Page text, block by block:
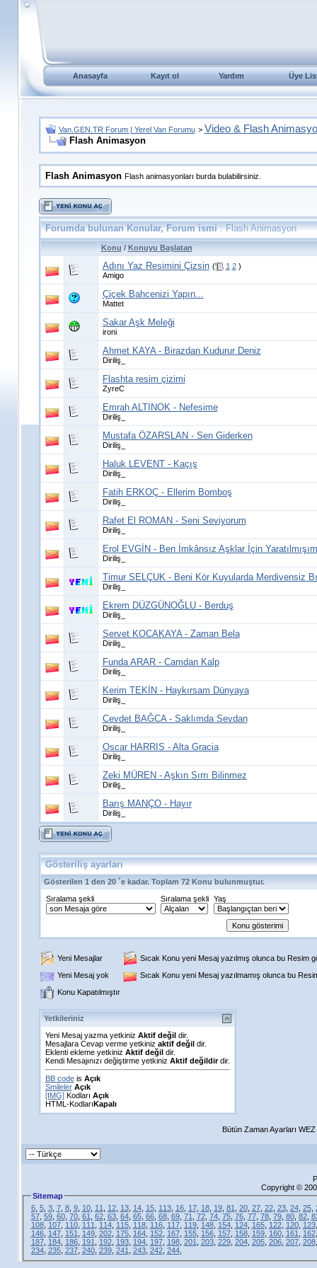
Anasayfa Kayıt ol Yardım Üye
Van.GEN.TR Forum | Yerel Van Forumu > Video & Flash
Flash Animasyon
Flash Animasyon Flash animasyonları burda bulabilirsiniz.
Forumda bulunan Konular, Forum ismi: Flash Animasyon
Konu / Konuyu Başlatan
Adını Yaz Resimini Çizsin ( 1 2 )
Amigo
Çiçek Bahcenizi Yapın...
Mattet
Sakar Aşk Meleği
ironi
Ahmet KAYA - Birazdan Kudurur Deniz
Diriliş_
Flashta resim çizimi
ZyreC
Emrah ALTINOK - Nefesime
Diriliş_
Mustafa ÖZARSLAN - Sen Giderken
Diriliş_
Haluk LEVENT - Kaçış
Diriliş_
Fatih ERKOÇ - Ellerim Bomboş
Diriliş_
Rafet El ROMAN - Seni Seviyorum
Diriliş_
Erol EVGİN - Ben İmkânsız Aşklar İçin Yaratılmışım
Diriliş_
Timur SELÇUK - Beni Kör Kuyularda Merdivensiz
Diriliş_
Ekrem DÜZGÜNOĞLU - Berduş
Diriliş_
Servet KOCAKAYA - Zaman Bela
Diriliş_
Funda ARAR - Camdan Kalp
Diriliş_
Kerim TEKİN - Haykırsam Dünyaya
Diriliş_
Cevdet BAĞCA - Saklımda Sevdan
Diriliş_
Oscar HARRIS - Alta Gracia
Diriliş_
Zeki MÜREN - Aşkın Sırrı Bilinmez
Diriliş_
Barış MANÇO - Hayır
Diriliş_
Gösteriliş ayarları
Gösterilen 1 den 20 ´e kadar. Toplam 72 Konu bulunmuştur.
Sıralama şekli
Sıralama şekli Yaş
Yeni Mesajlar
Sıcak Konu yeni Mesaj yazılmış olunca bu Resim
Yeni Mesaj yok
Sıcak Konu yeni Mesaj yazılmamış olunca bu
Konu Kapatılmıştır
Yetkileriniz
Yeni Mesaj yazma yetkiniz Aktif değildir.
Mesajlara Cevap verme yetkiniz aktif değildir.
Eklenti ekleme yetkiniz Aktif değildir.
Kendi Mesajınızı değiştirme yetkiniz Aktif değildirdir.
BB codeis Açık
Smileler Açık
[IMG]Kodları Açık
HTML-KodlarıKapalı
Bütün Zaman Ayarları
Copyright ©
Sitemap
6, 5, 3, 7, 8, 9, 10, 11 12, 13, 14, 15, 113, 16, 17, 18, 19, 81 20, 27, 22, 23, 24, 25,
57, 59, 60, 70, 61 62, 63, 64, 65, 66, 68, 69, 71 72, 74, 75, 76, 77, 78, 79, 80, 82,
108, 107, 110, 111 114, 115, 118, 116, 117, 119, 148, 154, 124, 165, 122, 120, 123
146, 147, 151 149, 202, 175, 164, 152, 167, 155, 156, 157, 158, 159, 160, 161 162
187, 184, 186, 191 192, 193, 194, 197, 198, 201 203, 229, 204, 205, 206, 207, 208
234, 235, 237, 240, 239, 241 243, 242, 244,